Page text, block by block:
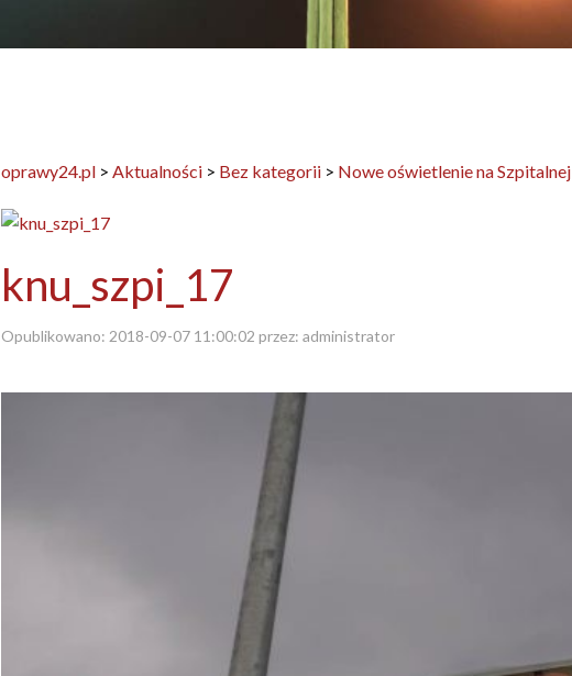
oprawy24.pl > Aktualności > Bez kategorii > Nowe oświetlenie na Szpitalnej
knu_szpi_17
Opublikowano: 2018-09-07 11:00:02 przez: administrator